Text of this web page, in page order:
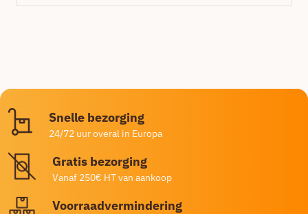
Snelle bezorging
24/72 uur overal in Europa
Gratis bezorging
Vanaf 250€ HT van aankoop
Voorraadvermindering